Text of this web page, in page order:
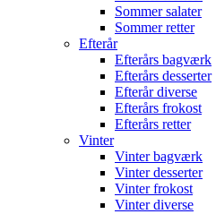
Sommer salater
Sommer retter
Efterår
Efterårs bagværk
Efterårs desserter
Efterår diverse
Efterårs frokost
Efterårs retter
Vinter
Vinter bagværk
Vinter desserter
Vinter frokost
Vinter diverse